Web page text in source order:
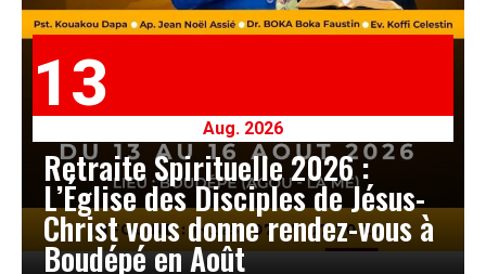
13
Aug. 2026
Retraite Spirituelle 2026 :
L’Église des Disciples de Jésus-
Christ vous donne rendez-vous à
Boudépé en Août